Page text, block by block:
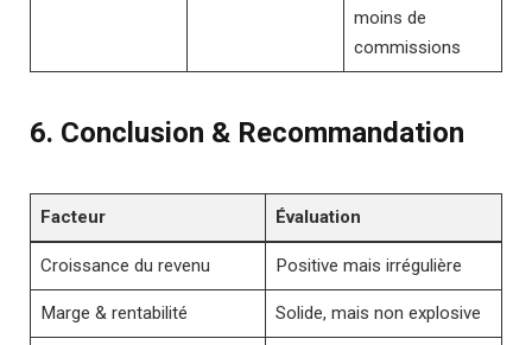
moins de
commissions
6. Conclusion & Recommandation
Facteur Évaluation
Croissance du revenu Positive mais irrégulière
Marge & rentabilité Solide, mais non explosive